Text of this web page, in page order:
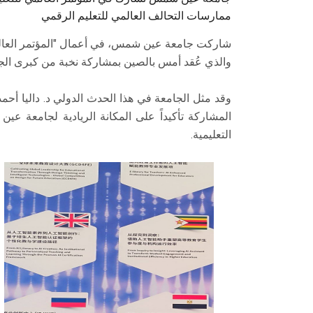
ممارسات التحالف العالمي للتعليم الرقمي
شاركت جامعة عين شمس، في أعمال "المؤتمر
والذي عُقد أمس بالصين بمشاركة نخبة من كبرى
وقد مثل الجامعة في هذا الحدث الدولي د. داليا
المشاركة تأكيداً على المكانة الريادية
التعليمية.